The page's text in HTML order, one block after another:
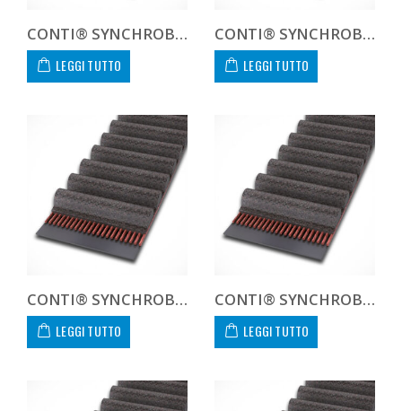
CONTI® SYNCHROBELT HTD81000-400 CUSTOM
LEGGI TUTTO
CONTI® SYNCHROBELT HTD8100020
LEGGI TUTTO
CONTI® SYNCHROBELT HTD8100030
LEGGI TUTTO
CONTI® SYNCHROBELT HTD8100050
LEGGI TUTTO